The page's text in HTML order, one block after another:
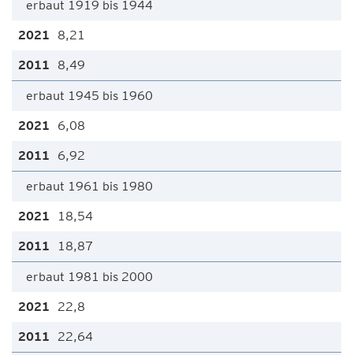
erbaut 1919 bis 1944
8,21
8,49
erbaut 1945 bis 1960
6,08
6,92
erbaut 1961 bis 1980
18,54
18,87
erbaut 1981 bis 2000
22,8
22,64